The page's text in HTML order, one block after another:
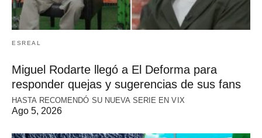
ESREAL
Miguel Rodarte llegó a El Deforma para
responder quejas y sugerencias de sus fans
HASTA RECOMENDÓ SU NUEVA SERIE EN VIX
Ago 5, 2026